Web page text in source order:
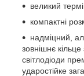
великий
компактні
надміцний,
зовнішнє кільце
світлодіоди
ударостійке